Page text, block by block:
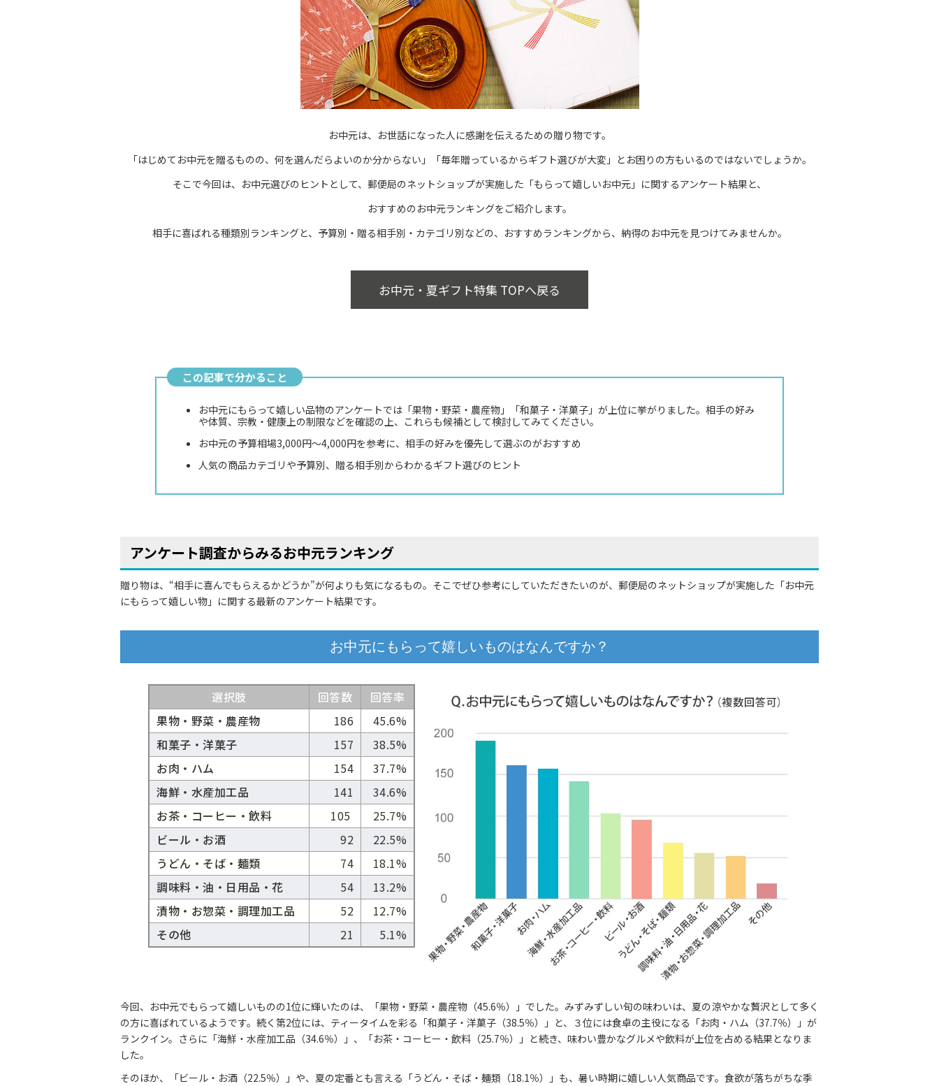
お中元は、お世話になった人に感謝を伝えるための贈り物です。
「はじめてお中元を贈るものの、何を選んだらよいのか分からない」「毎年贈っているからギフト選びが大変」とお困りの方もいるのではないでしょうか。
そこで今回は、お中元選びのヒントとして、郵便局のネットショップが実施した「もらって嬉しいお中元」に関するアンケート結果と、
おすすめのお中元ランキングをご紹介します。
相手に喜ばれる種類別ランキングと、予算別・贈る相手別・カテゴリ別などの、おすすめランキングから、納得のお中元を見つけてみませんか。
お中元・夏ギフト特集 TOPへ戻る
この記事で分かること
お中元にもらって嬉しい品物のアンケートでは「果物・野菜・農産物」「和菓子・洋菓子」が上位に挙がりました。相手の好み
や体質、宗教・健康上の制限などを確認の上、これらも候補として検討してみてください。
お中元の予算相場3,000円～4,000円を参考に、相手の好みを優先して選ぶのがおすすめ
人気の商品カテゴリや予算別、贈る相手別からわかるギフト選びのヒント
アンケート調査からみるお中元ランキング
贈り物は、“相手に喜んでもらえるかどうか”が何よりも気になるもの。そこでぜひ参考にしていただきたいのが、郵便局のネットショップが実施した「お中元
にもらって嬉しい物」に関する最新のアンケート結果です。
お中元にもらって嬉しいものはなんですか？
選択肢 回答数
回答率
果物・野菜・農産物
186
45.6%
和菓子・洋菓子
157
38.5%
お肉・ハム
154
37.7%
海鮮・水産加工品
141
34.6%
お茶・コーヒー・飲料
105
25.7%
ビール・お酒
92
22.5%
うどん・そば・麺類
74
18.1%
調味料・油・日用品・花
54
13.2%
漬物・お惣菜・調理加工品
52
12.7%
その他
21 5.1%
今回、お中元でもらって嬉しいものの1位に輝いたのは、「果物・野菜・農産物（45.6％）」でした。みずみずしい旬の味わいは、夏の涼やかな贅沢として多く
の方に喜ばれているようです。続く第2位には、ティータイムを彩る「和菓子・洋菓子（38.5％）」と、３位には食卓の主役になる「お肉・ハム（37.7％）」が
ランクイン。さらに「海鮮・水産加工品（34.6％）」、「お茶・コーヒー・飲料（25.7％）」と続き、味わい豊かなグルメや飲料が上位を占める結果となりま
した。
そのほか、「ビール・お酒（22.5％）」や、夏の定番とも言える「うどん・そば・麺類（18.1％）」も、暑い時期に嬉しい人気商品です。食欲が落ちがちな季